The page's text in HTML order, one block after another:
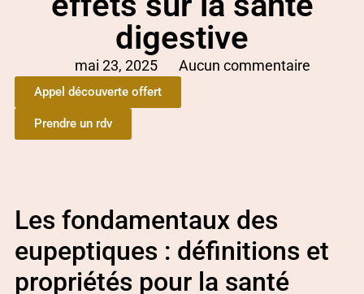
digestive
mai 23, 2025 Aucun commentaire
Appel découverte offert
Prendre un rdv
Les fondamentaux des
eupeptiques : définitions et
propriétés pour la santé